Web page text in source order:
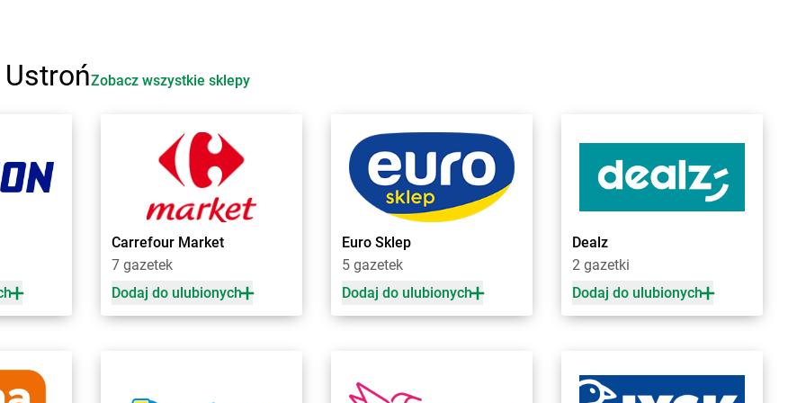
Biedronka Bochnia
Bochotnica-Kolonia
Bodzentyn
Bogacica
Bogatynia
Biedronka Boguchwała
Biedronka Boguszów-Gorce
Biedronka Bojano
Biedronka Brusy
Biedronka Brwinów
Biedronka Brzeg
Biedronka Brzeg Dolny
Biedronka Brześć Kujawski
Biedronka Brzesko
Biedronka Brzeszcze
Biedronka
Bystrzyca Kłodzka
Biedronka Bytom
Biedronka Bytom Odrzański
Biedronka
Biedronka Chrząstowice
Biedronka Czaniec
Biedronka
Biedronka Czempiń
Biedronka
Zobacz wszystkie sklepy
Carrefour Market
7 gazetek
Dodaj do ulubionych
Euro Sklep
5 gazetek
Dodaj do ulubionych
Dealz
2 gazetki
Dodaj do ulubionych